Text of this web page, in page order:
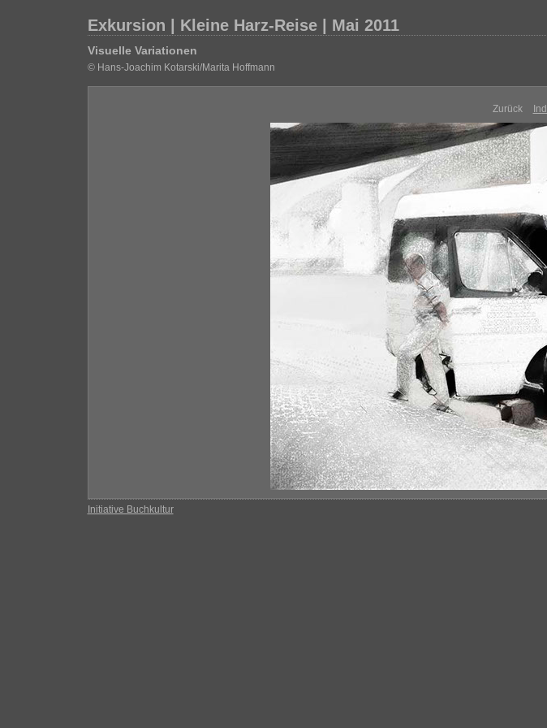
Exkursion | Kleine Harz-Reise | Mai 2011
Visuelle Variationen
© Hans-Joachim Kotarski/Marita Hoffmann
Zurück
Initiative Buchkultur